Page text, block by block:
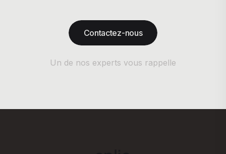
Contactez-nous
Un de nos experts vous rappelle